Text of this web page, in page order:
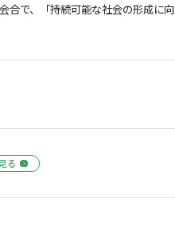
合で、「持続可能な社会の形成に
る